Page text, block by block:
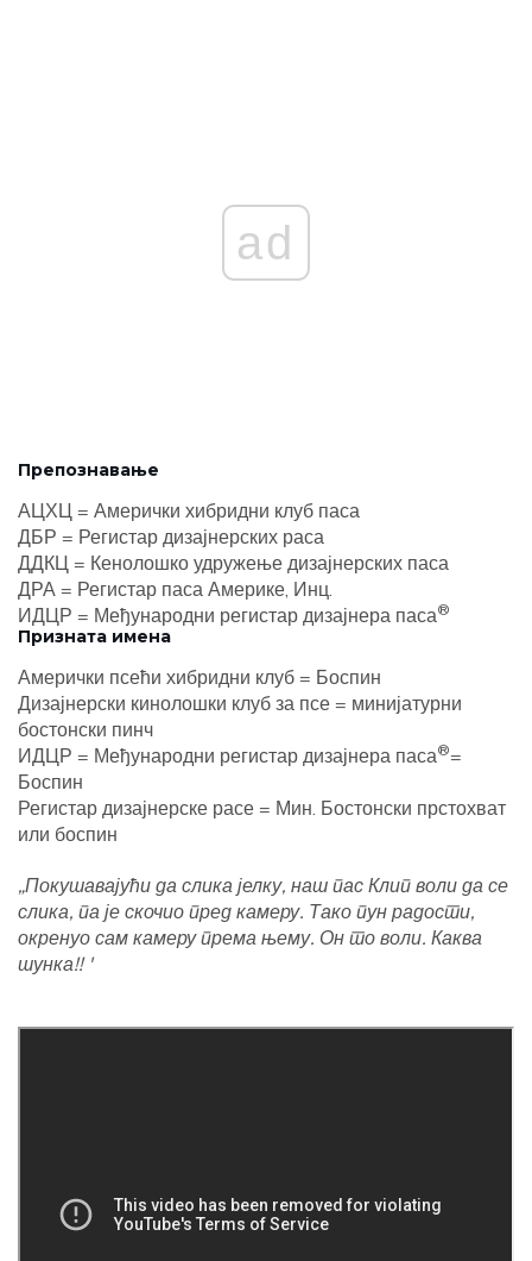
ad
Препознавање
АЦХЦ = Амерички хибридни клуб паса
ДБР = Регистар дизајнерских раса
ДДКЦ = Кенолошко удружење дизајнерских паса
ДРА = Регистар паса Америке, Инц.
ИДЦР = Међународни регистар дизајнера паса®
Призната имена
Амерички псећи хибридни клуб = Боспин
Дизајнерски кинолошки клуб за псе = минијатурни
бостонски пинч
ИДЦР = Међународни регистар дизајнера паса®=
Боспин
Регистар дизајнерске расе = Мин. Бостонски прстохват
или боспин
„Покушавајући да слика јелку, наш пас Клип воли да се
слика, па је скочио пред камеру. Тако пун радости,
окренуо сам камеру према њему. Он то воли. Каква
шунка!! '